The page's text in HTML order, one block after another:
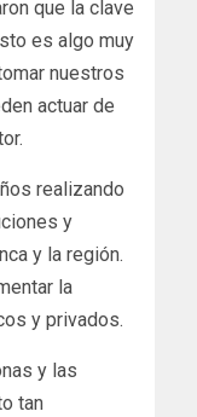
que la clave
es algo muy
nuestros
actuar de
realizando
y
y la región.
la
y privados.
y las
tan